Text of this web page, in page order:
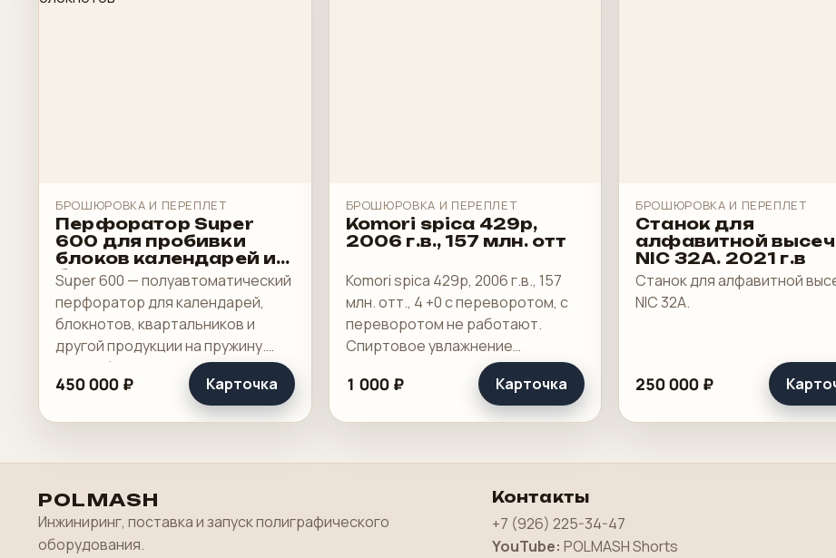
БРОШЮРОВКА И ПЕРЕПЛЕТ
Перфоратор Super
600 для пробивки
блоков календарей и
блокнотов
Super 600 — полуавтоматический
перфоратор для календарей,
блокнотов, квартальников и
другой продукции на пружину.
Это рабочая машина для
переплетного участка, где важны
широкая зона пробивки, быстрая
450 000 ₽ Карточка
БРОШЮРОВКА И ПЕРЕПЛЕТ
Komori spica 429p,
2006 г.в., 157 млн. отт
Komori spica 429p, 2006 г.в., 157
млн. отт., 4 +0 с переворотом, с
переворотом не работают.
Спиртовое увлажнение
1 000 ₽ Карточка
БРОШЮРОВКА И ПЕРЕПЛЕТ
Станок для
алфавитной
NIC 32A. 2021 г.в
Станок для алфавитной
NIC 32A.
250 000 ₽
POLMASH
Инжиниринг, поставка и запуск полиграфического
оборудования.
Контакты
+7 (926) 225-34-47
YouTube: POLMASH Shorts